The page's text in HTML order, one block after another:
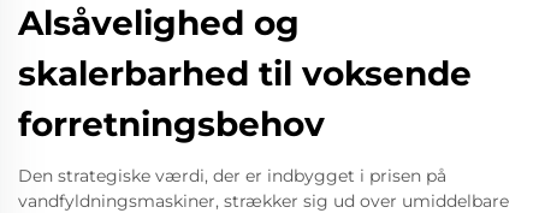
Alsåvelighed og
skalerbarhed til voksende
forretningsbehov
Den strategiske værdi, der er indbygget i prisen på
vandfyldningsmaskiner, strækker sig ud over umiddelbare